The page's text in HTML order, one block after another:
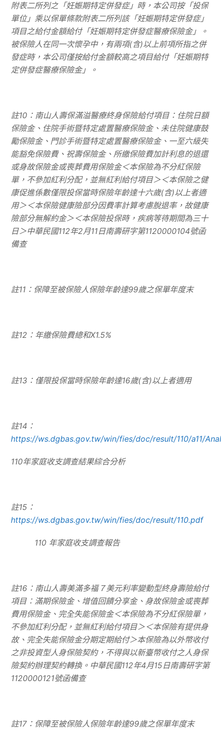
附表二所列之「妊娠期特定併發症」時，本公司按「投保
單位」乘以保單條款附表二所列該「妊娠期特定併發症」
項目之給付金額給付「妊娠期特定併發症醫療保險金」。
被保險人在同一次懷孕中，有兩項(含)以上前項所指之併
發症時，本公司僅按給付金額較高之項目給付「妊娠期特
定併發症醫療保險金」。
註10 ：南山人壽保滿溢醫療終身保險給付項目：住院日額
保險金、住院手術暨特定處置醫療保險金、未住院健康鼓
勵保險金、門診手術暨特定處置醫療保險金、一至六級失
能豁免保險費、祝壽保險金、所繳保險費加計利息的退還
或身故保險金或喪葬費用保險金＜本保險為不分紅保險
單，不參加紅利分配，並無紅利給付項目＞＜本保險之健
康促進係數僅限投保當時保險年齡達十六歲(含)以上者適
用＞＜本保險健康險部分因費率計算考慮脫退率，故健康
險部分無解約金＞＜本保險投保時，疾病等待期間為三十
日＞中華民國112年2月11日南壽研字第1120000104號函
備查
註11 ：保障至被保險人保險年齡達99歲之保單年度末
註12 ：年繳保險費總和X1.5%
註13 ：僅限投保當時保險年齡達16歲(含)以上者適用
註14：
https://ws.dgbas.gov.tw/win/fies/doc/result/110/a11/
110年家庭收支調查結果綜合分析
註15 ：
https://ws.dgbas.gov.tw/win/fies/doc/result/110.pdf
110 年家庭收支調查報告
註16 ：南山人壽美滿多福７美元利率變動型終身壽險給付
項目：滿期保險金、增值回饋分享金、身故保險金或喪葬
費用保險金、完全失能保險金＜本保險為不分紅保險單，
不參加紅利分配，並無紅利給付項目＞＜本保險有提供身
故、完全失能保險金分期定期給付＞本保險為以外幣收付
之非投資型人身保險契約，不得與以新臺幣收付之人身保
險契約辦理契約轉換。中華民國112年4月15日南壽研字第
1120000121號函備查
註17：保障至被保險人保險年齡達99歲之保單年度末